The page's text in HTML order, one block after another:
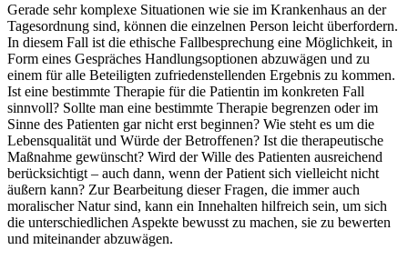
Gerade sehr komplexe Situationen wie sie im Krankenhaus an der
Tagesordnung sind, können die einzelnen Person leicht überfordern.
In diesem Fall ist die ethische Fallbesprechung eine Möglichkeit, in
Form eines Gespräches Handlungsoptionen abzuwägen und zu
einem für alle Beteiligten zufriedenstellenden Ergebnis zu kommen.
Ist eine bestimmte Therapie für die Patientin im konkreten Fall
sinnvoll? Sollte man eine bestimmte Therapie begrenzen oder im
Sinne des Patienten gar nicht erst beginnen? Wie steht es um die
Lebensqualität und Würde der Betroffenen? Ist die therapeutische
Maßnahme gewünscht? Wird der Wille des Patienten ausreichend
berücksichtigt – auch dann, wenn der Patient sich vielleicht nicht
äußern kann? Zur Bearbeitung dieser Fragen, die immer auch
moralischer Natur sind, kann ein Innehalten hilfreich sein, um sich
die unterschiedlichen Aspekte bewusst zu machen, sie zu bewerten
und miteinander abzuwägen.